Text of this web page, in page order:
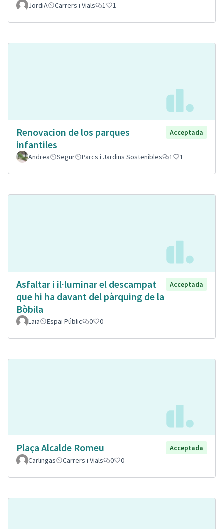
JordiA Carrers i Vials 1 1
Renovacion de los parques
infantiles
Acceptada
Andrea Segur Parcs i Jardins Sostenibles 1 1
Asfaltar i il·luminar el descampat
que hi ha davant del pàrquing de la
Bòbila
Acceptada
Laia Espai Públic 0 0
Plaça Alcalde Romeu
Acceptada
Carlingas
Carrers i Vials 0 0